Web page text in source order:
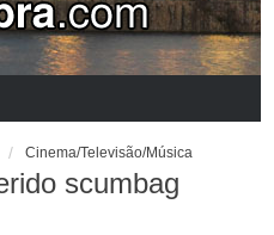
Cinema/Televisão/Música
scumbag